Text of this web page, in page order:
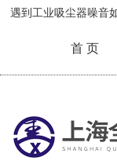
遇到工业吸尘器噪音
首 页